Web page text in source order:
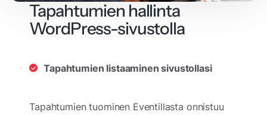
Tapahtumien hallinta
WordPress-sivustolla
Tapahtumien listaaminen sivustollasi
Tapahtumien tuominen Eventillasta onnistuu